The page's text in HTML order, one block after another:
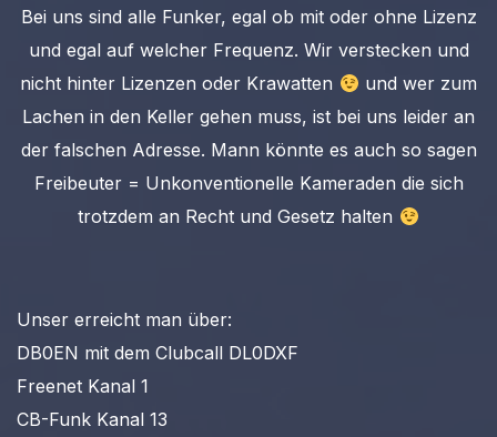
Bei uns sind alle Funker, egal ob mit oder ohne Lizenz
und egal auf welcher Frequenz. Wir verstecken und
nicht hinter Lizenzen oder Krawatten
und wer zum
Lachen in den Keller gehen muss, ist bei uns leider an
der falschen Adresse. Mann könnte es auch so sagen
Freibeuter = Unkonventionelle Kameraden die sich
trotzdem an Recht und Gesetz halten
Unser erreicht man über:
DB0EN mit dem Clubcall DL0DXF
Freenet Kanal 1
CB-Funk Kanal 13